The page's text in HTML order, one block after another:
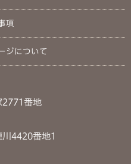
項
ジについて
2771番地
4420番地1